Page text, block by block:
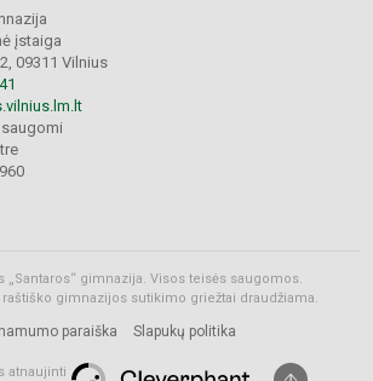
įstaiga
09311 Vilnius
„Santaros“ gimnazija. Visos teisės saugomos.
gimnazijos sutikimo griežtai draudžiama.
paraiška Slapukų politika
atnaujinti